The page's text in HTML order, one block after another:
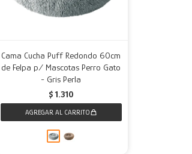
Cama Cucha Puff Redondo 60cm
de Felpa p/ Mascotas Perro Gato
- Gris Perla
$ 1.310